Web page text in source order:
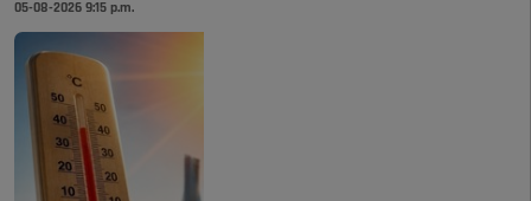
05-08-2026 9:15 p.m.